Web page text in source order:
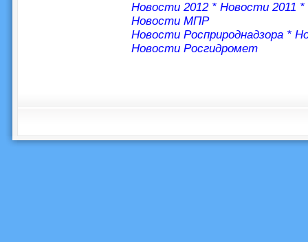
Новости 2012* Новости 2011 *
Новости МПР
Новости Росприроднадзора*
Новости Росгидромет